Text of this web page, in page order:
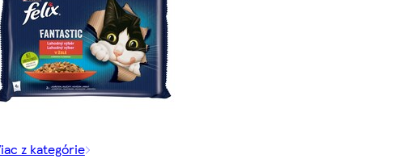
z kategórie